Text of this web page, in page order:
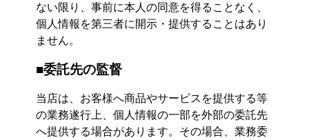
ない限り、事前に本人の同意を得ることなく、
個人情報を第三者に開示・提供することはあり
ません。
■委託先の監督
当店は、お客様へ商品やサービスを提供する等
の業務遂行上、個人情報の一部を外部の委託先
へ提供する場合があります。その場合、業務委